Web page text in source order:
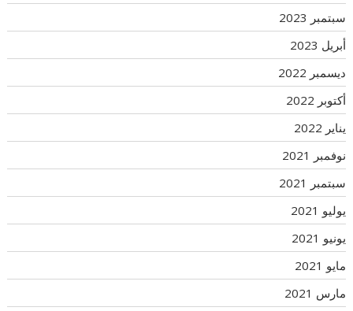
سبتمبر 2023
أبريل 2023
ديسمبر 2022
أكتوبر 2022
يناير 2022
نوفمبر 2021
سبتمبر 2021
يوليو 2021
يونيو 2021
مايو 2021
مارس 2021